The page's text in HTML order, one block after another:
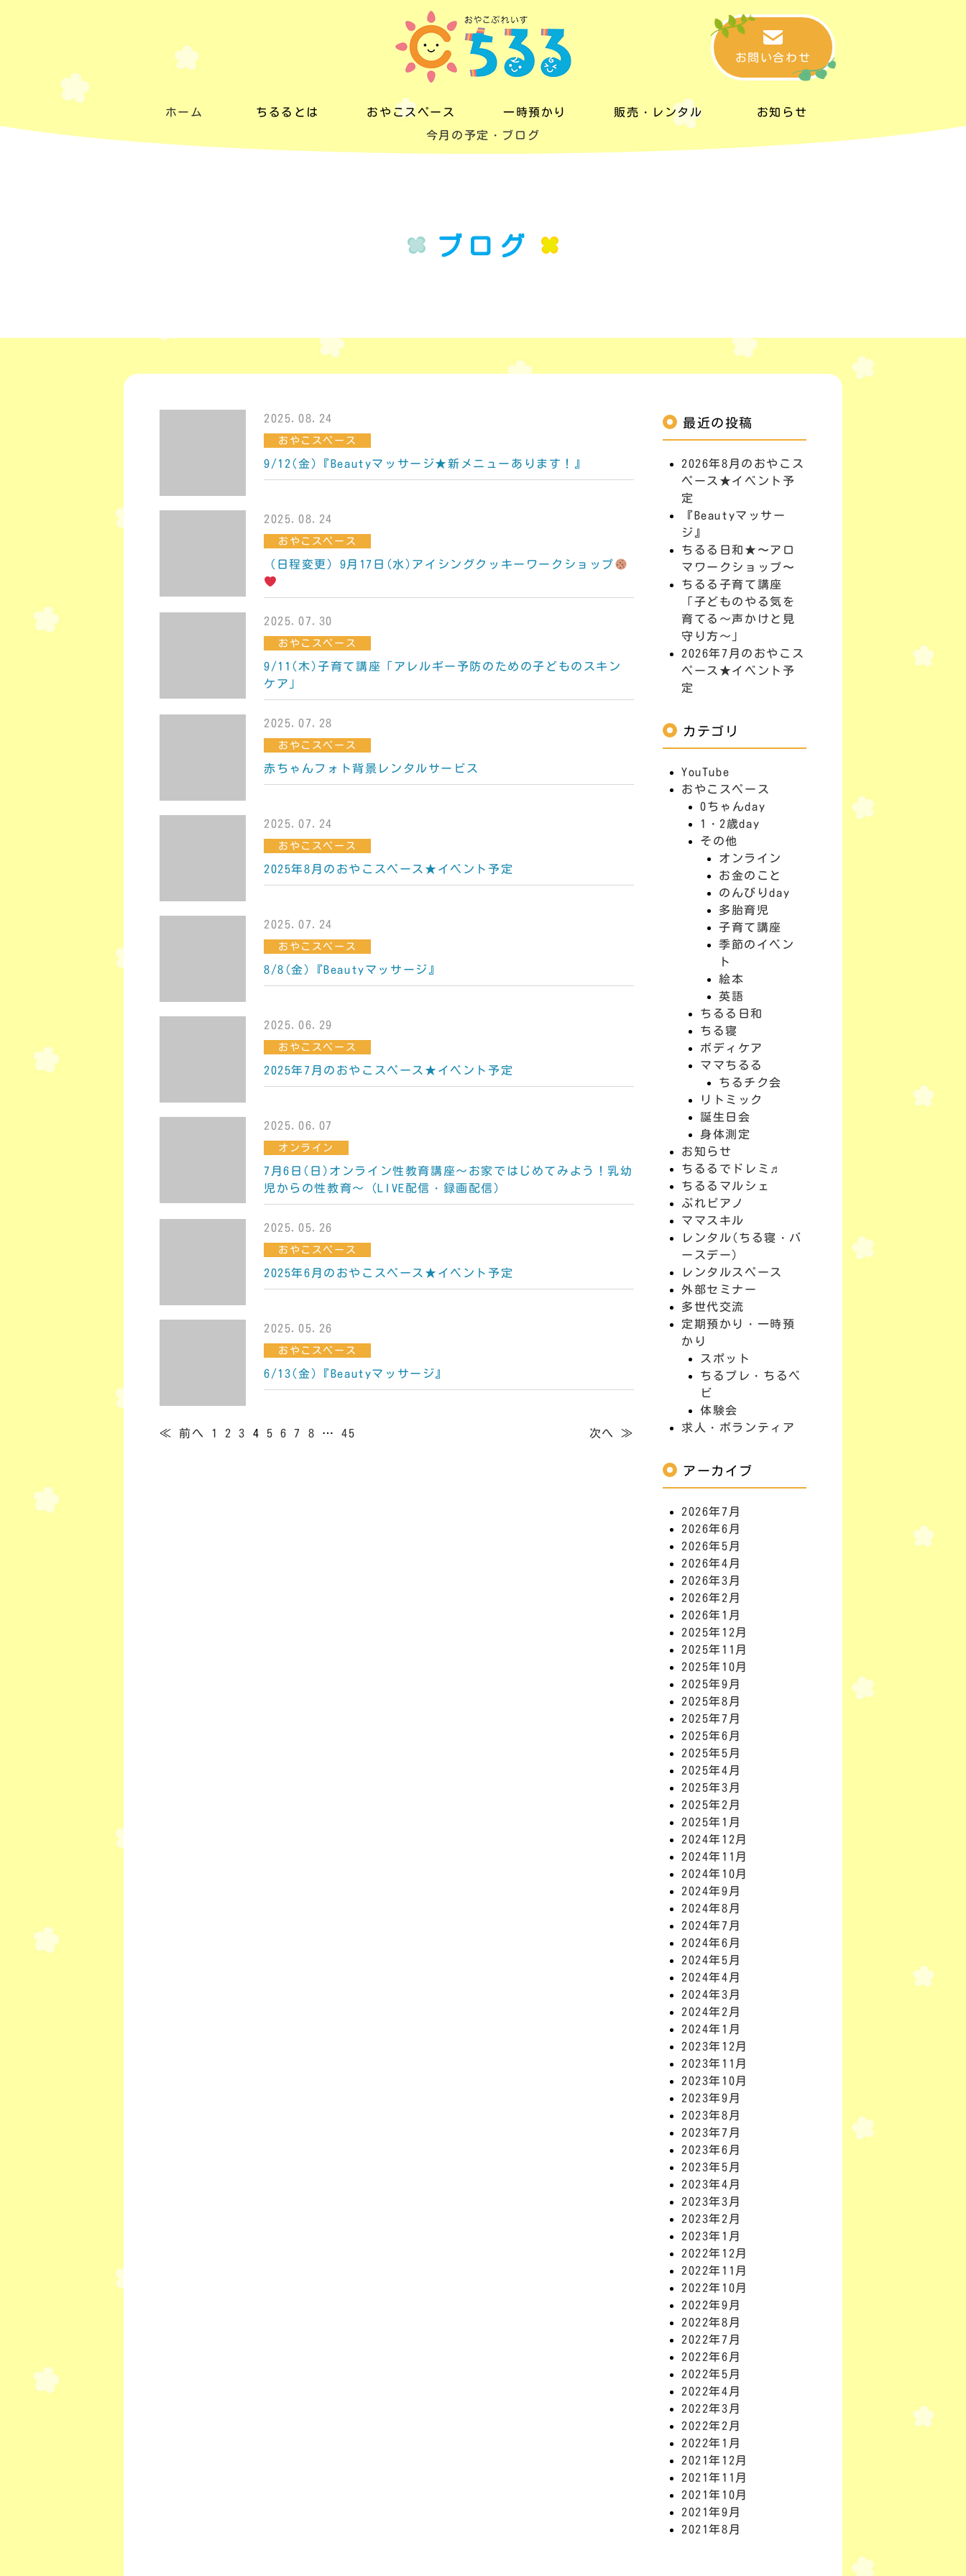
お問い合わせ
ホーム ちるるとは おやこスペース
おやこスペース
一時預かり
一時預かり
販売・レンタル お知らせ
今月の予定・ブログ
ブログ
2025.08.24
おやこスペース
9/12(金)『Beautyマッサージ★新メニューあります！』
2025.08.24
おやこスペース
（日程変更）9月17日(水)アイシングクッキーワークショップ
2025.07.30
おやこスペース
9/11(木)子育て講座「アレルギー予防のための子どものスキン
ケア」
2025.07.28
おやこスペース
赤ちゃんフォト背景レンタルサービス
2025.07.24
おやこスペース
2025年8月のおやこスペース★イベント予定
2025.07.24
おやこスペース
8/8(金)『Beautyマッサージ』
2025.06.29
おやこスペース
2025年7月のおやこスペース★イベント予定
2025.06.07
オンライン
7月6日(日)オンライン性教育講座～お家ではじめてみよう！乳幼
児からの性教育～（LIVE配信・録画配信）
2025.05.26
おやこスペース
2025年6月のおやこスペース★イベント予定
2025.05.26
おやこスペース
6/13(金)『Beautyマッサージ』
≪ 前へ 1 2 3 4 5 6 7 8 … 45 次へ ≫
最近の投稿
2026年8月のおやこス
ペース★イベント予
定
『Beautyマッサー
ジ』
ちるる日和★〜アロ
マワークショップ〜
ちるる子育て講座
「子どものやる気を
育てる～声かけと見
守り方～」
2026年7月のおやこス
ペース★イベント予
定
カテゴリ
YouTube
おやこスペース
0ちゃんday
1・2歳day
その他
オンライン
お金のこと
のんびりday
多胎育児
子育て講座
季節のイベン
ト
絵本
英語
ちるる日和
ちる寝
ボディケア
ママちるる
ちるチク会
リトミック
誕生日会
身体測定
お知らせ
ちるるでドレミ♬
ちるるマルシェ
ぷれピアノ
ママスキル
レンタル(ちる寝・バ
ースデー)
レンタルスペース
外部セミナー
多世代交流
定期預かり・一時預
かり
スポット
ちるプレ・ちるベ
ビ
体験会
求人・ボランティア
アーカイブ
2026年7月
2026年6月
2026年5月
2026年4月
2026年3月
2026年2月
2026年1月
2025年12月
2025年11月
2025年10月
2025年9月
2025年8月
2025年7月
2025年6月
2025年5月
2025年4月
2025年3月
2025年2月
2025年1月
2024年12月
2024年11月
2024年10月
2024年9月
2024年8月
2024年7月
2024年6月
2024年5月
2024年4月
2024年3月
2024年2月
2024年1月
2023年12月
2023年11月
2023年10月
2023年9月
2023年8月
2023年7月
2023年6月
2023年5月
2023年4月
2023年3月
2023年2月
2023年1月
2022年12月
2022年11月
2022年10月
2022年9月
2022年8月
2022年7月
2022年6月
2022年5月
2022年4月
2022年3月
2022年2月
2022年1月
2021年12月
2021年11月
2021年10月
2021年9月
2021年8月